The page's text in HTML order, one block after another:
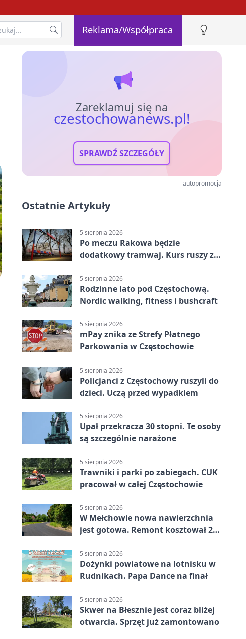
Reklama/Współpraca
Zareklamuj się na
czestochowanews.pl!
SPRAWDŹ SZCZEGÓŁY
autopromocja
Ostatnie Artykuły
5 sierpnia 2026
Po meczu Rakowa będzie
dodatkowy tramwaj. Kurs ruszy ze
5 sierpnia 2026
Rodzinne lato pod Częstochową.
Nordic walking, fitness i bushcraft
5 sierpnia 2026
mPay znika ze Strefy Płatnego
Parkowania w Częstochowie
5 sierpnia 2026
Policjanci z Częstochowy ruszyli do
dzieci. Uczą przed wypadkiem
5 sierpnia 2026
Upał przekracza 30 stopni. Te osoby
są szczególnie narażone
5 sierpnia 2026
Trawniki i parki po zabiegach. CUK
pracował w całej Częstochowie
5 sierpnia 2026
W Mełchowie nowa nawierzchnia
jest gotowa. Remont kosztował 222
5 sierpnia 2026
Dożynki powiatowe na lotnisku w
Rudnikach. Papa Dance na finał
5 sierpnia 2026
Skwer na Błesznie jest coraz bliżej
otwarcia. Sprzęt już zamontowano